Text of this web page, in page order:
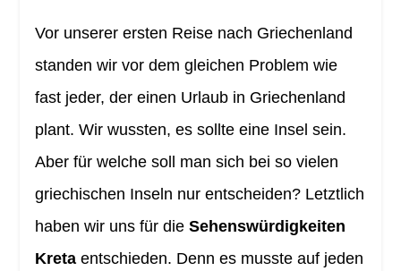
Vor unserer ersten Reise nach Griechenland
standen wir vor dem gleichen Problem wie
fast jeder, der einen Urlaub in Griechenland
plant. Wir wussten, es sollte eine Insel sein.
Aber für welche soll man sich bei so vielen
griechischen Inseln nur entscheiden? Letztlich
haben wir uns für die Sehenswürdigkeiten
Kretaentschieden. Denn es musste auf jeden